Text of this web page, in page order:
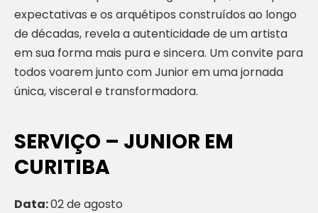
expectativas e os arquétipos construídos ao longo
de décadas, revela a autenticidade de um artista
em sua forma mais pura e sincera. Um convite para
todos voarem junto com Junior em uma jornada
única, visceral e transformadora.
SERVIÇO – JUNIOR EM
CURITIBA
Data:02 de agosto